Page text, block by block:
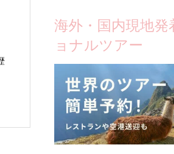
海外・国内現地発
ョナルツアー